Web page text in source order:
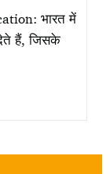
भारत में
देते हैं, जिसके